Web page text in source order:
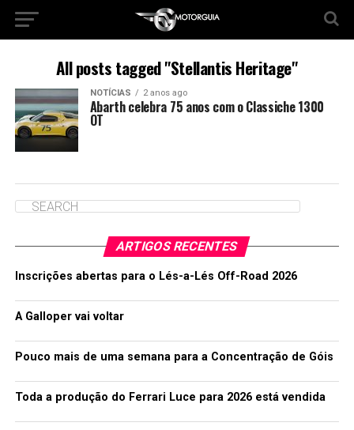
All posts tagged "Stellantis Heritage"
NOTÍCIAS 2 anos ago
Abarth celebra 75 anos com o Classiche 1300
OT
ARTIGOS RECENTES
Inscrições abertas para o Lés-a-Lés Off-Road 2026
A Galloper vai voltar
Pouco mais de uma semana para a Concentração de Góis
Toda a produção do Ferrari Luce para 2026 está vendida